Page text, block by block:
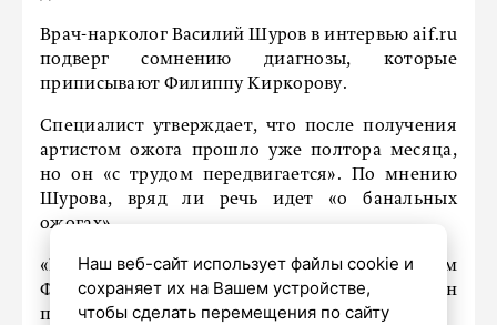
Врач-нарколог Василий Шуров в интервью aif.ru
подверг сомнению диагнозы, которые
приписывают Филиппу Киркорову.
Специалист утверждает, что после получения
артистом ожога прошло уже полтора месяца,
но он «с трудом передвигается». По мнению
Шурова, вряд ли речь идет «о банальных
ожогах».
«Его пиарщики говорят, что все нормально, сам
Филипп также говорит, что в порядке. Но он
пропал на месяц», – сказал врач.
Наш веб-сайт использует файлы cookie и
сохраняет их на Вашем устройстве,
чтобы сделать перемещения по сайту